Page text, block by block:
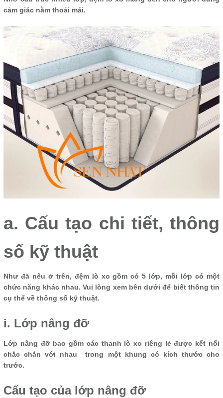
cảm giác nằm thoải mái.
a. Cấu tạo chi tiết, thông
số kỹ thuật
Như đã nêu ở trên, đệm lò xo gồm có 5 lớp, mỗi lớp có một
chức năng khác nhau. Vui lòng xem bên dưới để biết thông tin
cụ thể về thông số kỹ thuật.
i. Lớp nâng đỡ
Lớp nâng đỡ bao gồm các thanh lò xo riêng lẻ được kết nối
chắc chắn với nhau trong một khung có kích thước cho
trước.
Cấu tạo của lớp nâng đỡ